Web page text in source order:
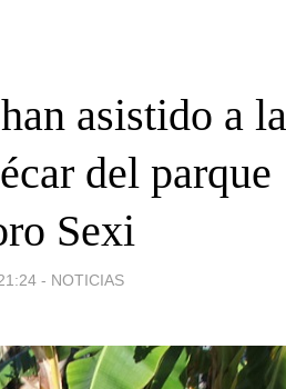
asistido a la
del parque
Sexi
- NOTICIAS